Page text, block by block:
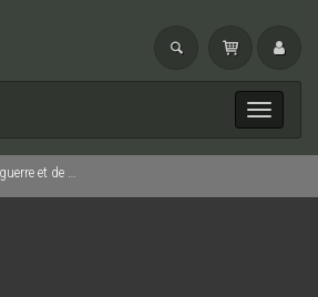
Toggle
Tome 2 (Nouvelle édition)